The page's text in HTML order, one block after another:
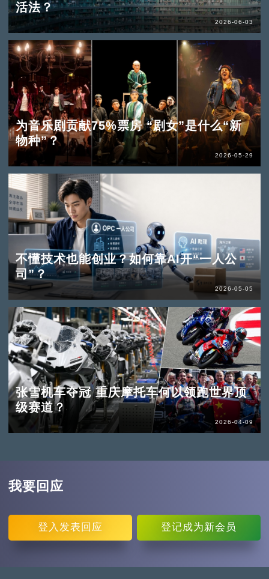
活法？
2026-06-03
为音乐剧贡献75%票房 “剧女”是什么“新
物种”？
2026-05-29
不懂技术也能创业？如何靠AI开“一人公
司”？
2026-05-05
张雪机车夺冠 重庆摩托车何以领跑世界顶
级赛道？
2026-04-09
我要回应
登入 发表回应 登记成为新会员